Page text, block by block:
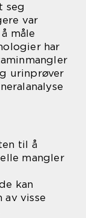
seg
var
måle
har
urinprøver
til å
mangler
kan
visse